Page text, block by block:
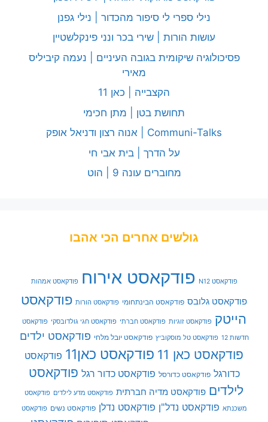
נילי ספרי לי סיפור מהכדור | נילי גפנן
עושות הורות | שירי בכר ונני פינקלשטיין
פסיכולוגיה שיקומית בגובה העיניים | נעמה קיביליס
מאירי
הקצבייה | כאן 11
תחושת בטן | מתן חכימי
Communi-Talks | אנוה רצון ודניאל אופק
על הדרך | בית אבי חי
מחוברים עונה 9 | הוט
גולשים אחרים הכי אהבו
פודקאסט N12 פודקאסט אירוח פודקאסט אמהות
פודקאסט גלובס פודקאסט הבינתחומי פודקאסט הורות פודקאסט
הייטק פודקאסט זוגיות פודקאסט חברתי פודקאסט חגי גולדובסקי פודקאסט
חדשות 12 פודקאסט טל מוסקוביץ פודקאסט יובל מלחי פודקאסט ילדים
פודקאסט כאן 11 פודקאסט כאן11
פודקאסט
כדורגל פודקאסט כדורסל פודקאסט כדור רגל פודקאסט
לילדים פודקאסט מדיה חברתית פודקאסט מדע לילדים פודקאסט
משכנתא פודקאסט נדל"ן פודקאסט נדלן פודקאסט נשים פודקאסט